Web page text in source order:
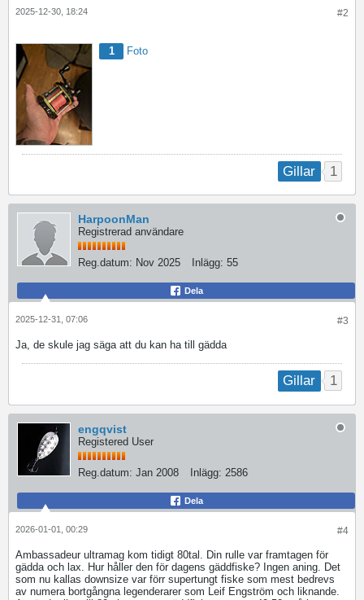
#2
2025-12-30, 18:24
1 Foto
Gillar 1
HarpoonMan
Registrerad användare
Reg.datum: Nov 2025 Inlägg: 55
Dela
#3
2025-12-31, 07:06
Ja, de skule jag säga att du kan ha till gädda
Gillar 1
engqvist
Registered User
Reg.datum: Jan 2008 Inlägg: 2586
Dela
#4
2026-01-01, 00:29
Ambassadeur ultramag kom tidigt 80tal. Din rulle var framtagen för
gädda och lax. Hur håller den för dagens gäddfiske? Ingen aning. Det
som nu kallas downsize var förr supertungt fiske som mest bedrevs
av numera bortgångna legenderarer som Leif Engström och liknande.